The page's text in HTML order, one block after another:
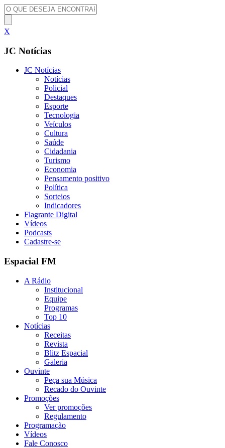
X
JC Notícias
JC Notícias
Notícias
Policial
Destaques
Esporte
Tecnologia
Veículos
Cultura
Saúde
Cidadania
Turismo
Economia
Pensamento positivo
Política
Sorteios
Indicadores
Flagrante Digital
Vídeos
Podcasts
Cadastre-se
Espacial FM
A Rádio
Institucional
Equipe
Programas
Top 10
Notícias
Receitas
Revista
Blitz Espacial
Galeria
Ouvinte
Peça sua Música
Recado do Ouvinte
Promoções
Ver promoções
Regulamento
Programação
Vídeos
Fale Conosco